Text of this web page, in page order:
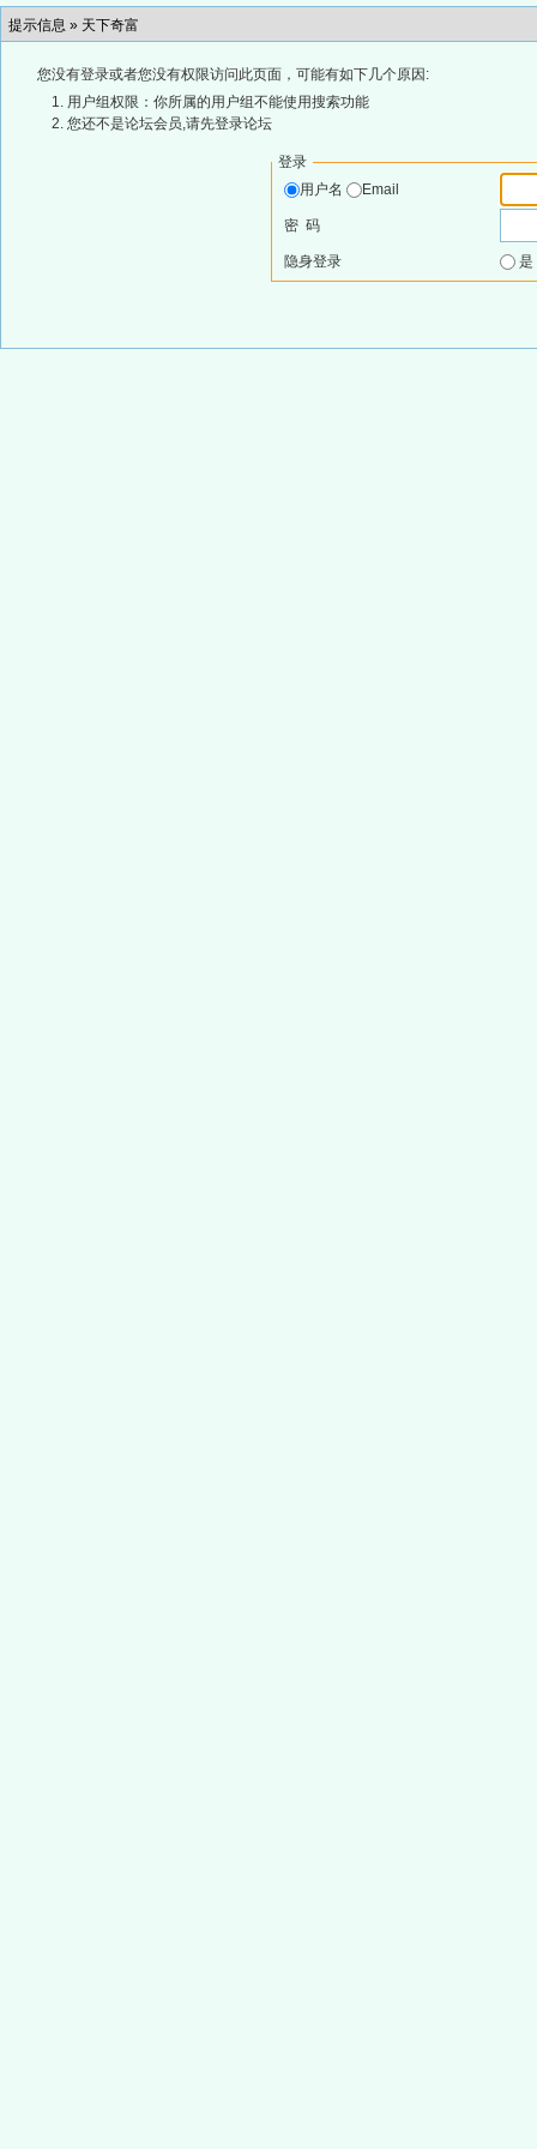
提示信息 » 天下奇富
您没有登录或者您没有权限访问此页面，可能有如下几个原因:
用户组权限：你所属的用户组不能使用搜索功能
您还不是论坛会员,请先登录论坛
登录
用户名
Email
密 码
隐身登录